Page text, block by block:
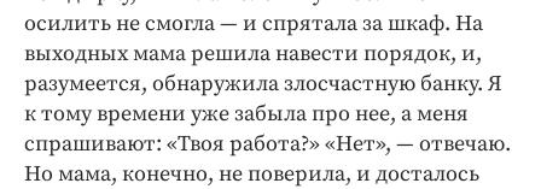
осилить не смогла — и спрятала за шкаф. На
выходных мама решила навести порядок, и,
разумеется, обнаружила злосчастную банку. Я
к тому времени уже забыла про нее, а меня
спрашивают: «Твоя работа?» «Нет», — отвечаю.
Но мама, конечно, не поверила, и досталось